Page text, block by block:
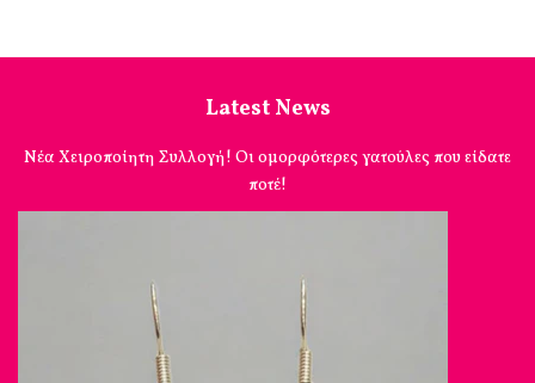
Latest News
Νέα Χειροποίητη Συλλογή! Οι ομορφότερες γατούλες που είδατε
ποτέ!